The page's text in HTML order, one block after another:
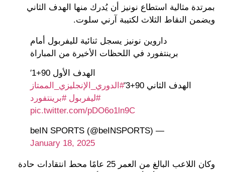
بمرتدة مثالية استطاع نونيز أن يُدرك منها الهدف الثاني
ويضمن النقاط الثلاث لكتيبة آرني سلوت.
داروين نونيز يسجل ثنائية لليفربول أمام
برينتفورد في اللحظات الأخيرة من المباراة
الهدف الأول 90+1′
الهدف الثاني 90+3′
#الدوري_الإنجليزي_الممتاز
#ليفربول #برينتفورد
pic.twitter.com/pDO6o1ln9C
— beIN SPORTS (@beINSPORTS)
January 18, 2025
وكان اللاعب البالغ من العمر 25 عامًا محط انتقادات حادة